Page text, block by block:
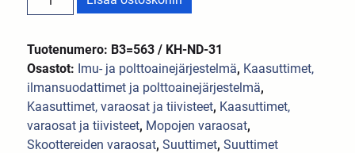
Tuotenumero: B3=563 / KH-ND-31
Osastot: Imu- ja polttoainejärjestelmä, Kaasuttimet,
ilmansuodattimet ja polttoainejärjestelmä,
Kaasuttimet, varaosat ja tiivisteet, Kaasuttimet,
varaosat ja tiivisteet, Mopojen varaosat,
Skoottereiden varaosat,Suuttimet,Suuttimet